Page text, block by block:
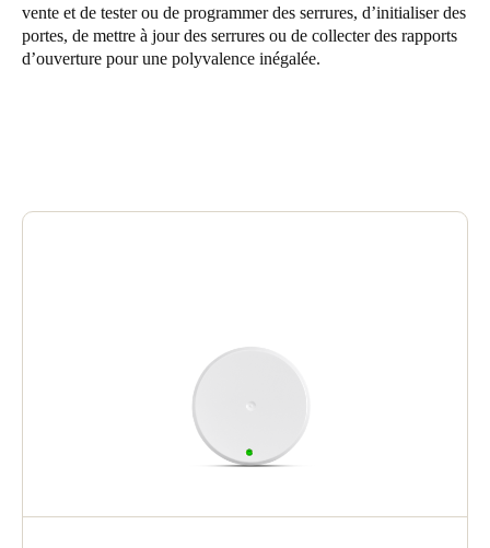
Enregistrer la nouvelle sélection comme choix par défaut
vente et de tester ou de programmer des serrures, d’initialiser des
portes, de mettre à jour des serrures ou de collecter des rapports
d’ouverture pour une polyvalence inégalée.